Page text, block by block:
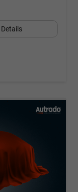
Details